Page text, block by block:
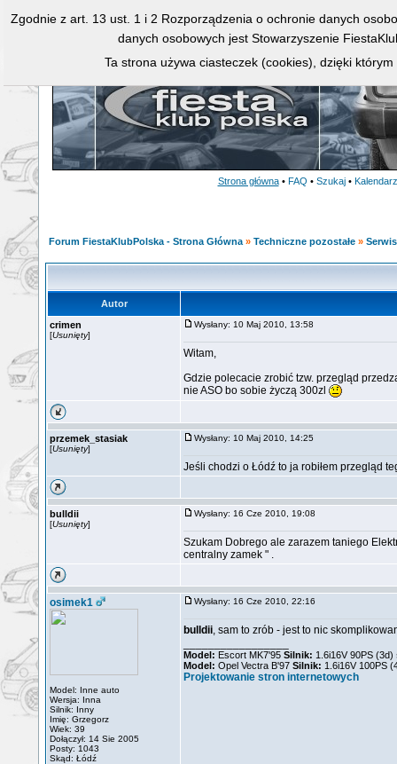
Strona główna • FAQ • Szukaj • Kalendarz
Forum FiestaKlubPolska - Strona Główna » Techniczne pozostałe »
Autor
crimen
[Usunięty]
Wysłany: 10 Maj 2010, 13:58
Witam,
Gdzie polecacie zrobić tzw. przegląd
nie ASO bo sobie życzą 300zl
przemek_stasiak
[Usunięty]
Wysłany: 10 Maj 2010, 14:25
Jeśli chodzi o Łódź to ja robiłem przegląd
bulldii
[Usunięty]
Wysłany: 16 Cze 2010, 19:08
Szukam Dobrego ale zarazem taniego
centralny zamek " .
osimek1
Model: Inne auto
Wersja: Inna
Silnik: Inny
Imię: Grzegorz
Wiek: 39
Dołączył: 14 Sie 2005
Posty: 1043
Skąd: Łódź
Wysłany: 16 Cze 2010, 22:16
bulldii, sam to zrób - jest to nic
Model: Escort MK7'95 Silnik: 1.6i16V 90PS (3d)
Model: Opel Vectra B'97 Silnik: 1.6i16V 100PS
Projektowanie stron internetowych
Zgodnie z art. 13 ust. 1 i 2 Rozporządzenia o ochronie danych
danych osobowych jest Stowarzyszenie
Ta strona używa ciasteczek (cookies), dzięki